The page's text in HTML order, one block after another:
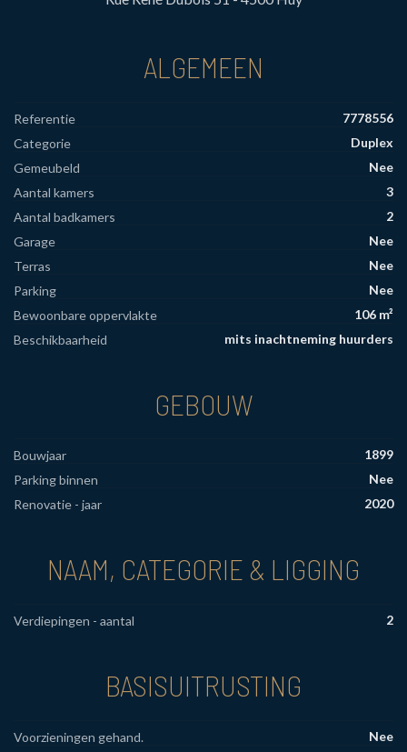
ALGEMEEN
Referentie
7778556
Categorie
Duplex
Gemeubeld
Nee
Aantal kamers
3
Aantal badkamers
2
Garage
Nee
Terras
Nee
Parking
Nee
Bewoonbare oppervlakte
106 m²
Beschikbaarheid
mits inachtneming huurders
GEBOUW
Bouwjaar
1899
Parking binnen
Nee
Renovatie - jaar
2020
NAAM, CATEGORIE & LIGGING
Verdiepingen - aantal 2
BASISUITRUSTING
Voorzieningen gehand.
Nee